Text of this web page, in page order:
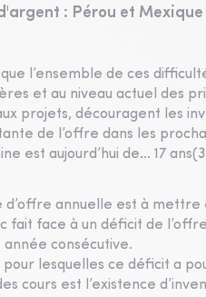
: Pérou et Mexique
l’ensemble de ces
et au niveau actuel des
projets, découragent les
de l’offre dans les
est aujourd’hui de... 17
annuelle est à mettre
fait face à un déficit de
consécutive.
pour lesquelles ce déficit a
cours est l’existence